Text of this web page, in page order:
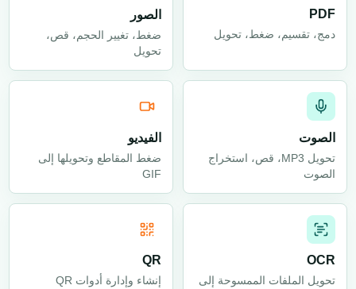
PDF
دمج، تقسيم، ضغط، تحويل
الصور
ضغط، تغيير الحجم، قص،
تحويل
الصوت
تحويل MP3، قص، استخراج
الصوت
الفيديو
ضغط المقاطع وتحويلها إلى
GIF
OCR
تحويل الملفات الممسوحة إلى
QR
إنشاء وإدارة أدوات QR